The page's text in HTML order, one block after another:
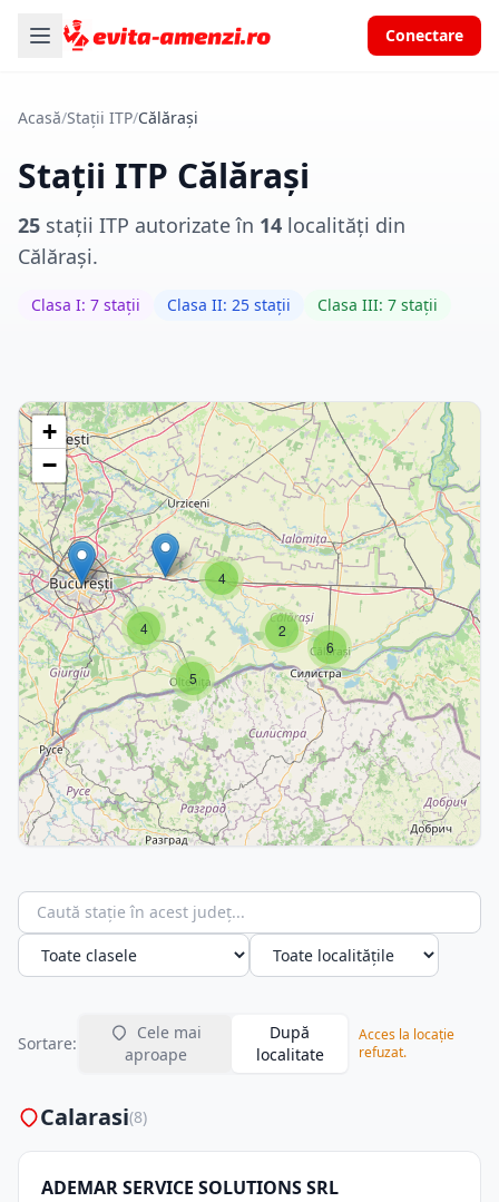
Conectare
Acasă/Stații ITP/Călărași
Stații ITP Călărași
25 stații ITP autorizate în 14 localități din
Călărași.
Clasa I: 7 stații Clasa II: 25 stații Clasa III: 7 stații
4
5
4
6
2
+
−
Sortare:
aproape
După
localitate
Acces la locație
refuzat.
Calarasi(8)
ADEMAR SERVICE SOLUTIONS SRL